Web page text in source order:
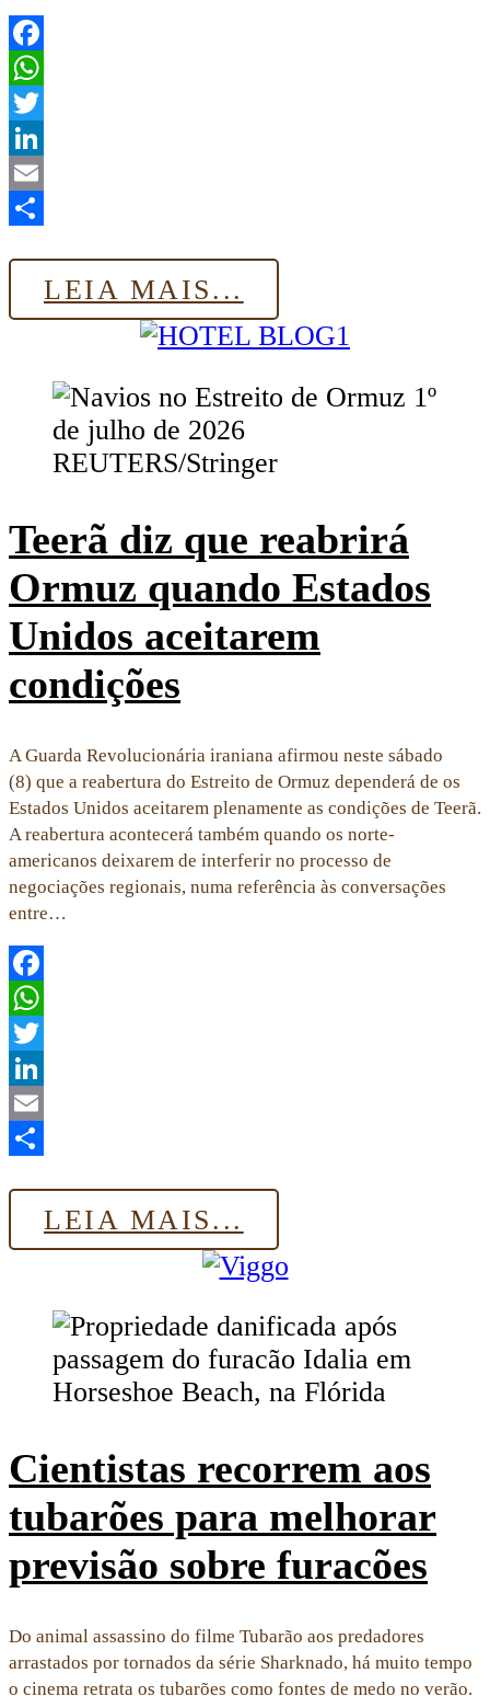
Facebook
WhatsApp
Twitter
LinkedIn
Email
LEIA MAIS...
Teerã diz que reabrirá
Ormuz quando Estados
Unidos aceitarem
condições
A Guarda Revolucionária iraniana afirmou neste sábado
(8) que a reabertura do Estreito de Ormuz dependerá de os
Estados Unidos aceitarem plenamente as condições de Teerã.
A reabertura acontecerá também quando os norte-
americanos deixarem de interferir no processo de
negociações regionais, numa referência às conversações
entre…
Facebook
WhatsApp
Twitter
LinkedIn
Email
LEIA MAIS...
Cientistas recorrem aos
tubarões para melhorar
previsão sobre furacões
Do animal assassino do filme Tubarão aos predadores
arrastados por tornados da série Sharknado, há muito tempo
o cinema retrata os tubarões como fontes de medo no verão.